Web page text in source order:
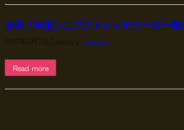
令和７年度シニアストレッチリーダー
Lesson
Read more